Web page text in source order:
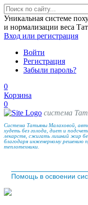
Уникальная системе
и нормализации веса
Вход или регистрация
Войти
Регистрация
Забыли пароль?
0
Корзина
0
система
Система Татьяны Малаховой,
худеть без голода, диет и
лекарств, сжигать лишний жир
благодаря инженерному
теплотехники.
Помощь в освоении